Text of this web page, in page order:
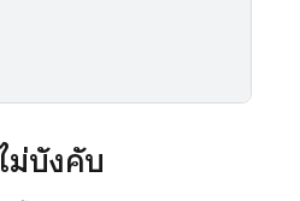
ม่บังคับ